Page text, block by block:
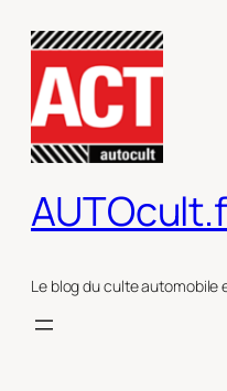
contenu
Le blog du culte automobile